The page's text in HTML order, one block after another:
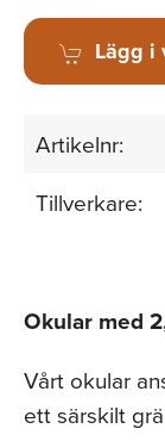
Lägg i
Artikelnr:
Tillverkare:
Okular med
Vårt okular
ett särskilt